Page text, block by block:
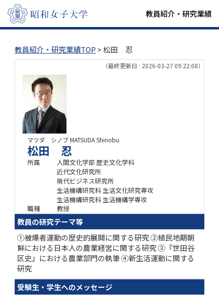
教員紹介・研究業績
教員紹介・研究業績TOP > 松田 忍
（最終更新日 : 2026-03-27 09:22:08）
マツダ シノブMATSUDA Shinobu
松田 忍
所属
人間文化学部 歴史文化学科
近代文化研究所
現代ビジネス研究所
生活機構研究科 生活文化研究専攻
生活機構研究科 生活機構学専攻
職種
教授
教員の研究テーマ等
①被爆者運動の歴史的展開に関する研究 ②植民地期朝
鮮における日本人の農業経営に関する研究 ③『世田谷
区史』における農業部門の執筆 ④新生活運動に関する
研究
受験生・学生へのメッセージ